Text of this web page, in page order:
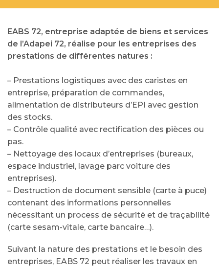
EABS 72, entreprise adaptée de biens et services
de l’Adapei 72, réalise pour les entreprises des
prestations de différentes natures :
– Prestations logistiques avec des caristes en
entreprise, préparation de commandes,
alimentation de distributeurs d’EPI avec gestion
des stocks.
– Contrôle qualité avec rectification des pièces ou
pas.
– Nettoyage des locaux d’entreprises (bureaux,
espace industriel, lavage parc voiture des
entreprises).
– Destruction de document sensible (carte à puce)
contenant des informations personnelles
nécessitant un process de sécurité et de traçabilité
(carte sesam-vitale, carte bancaire…).
Suivant la nature des prestations et le besoin des
entreprises, EABS 72 peut réaliser les travaux en